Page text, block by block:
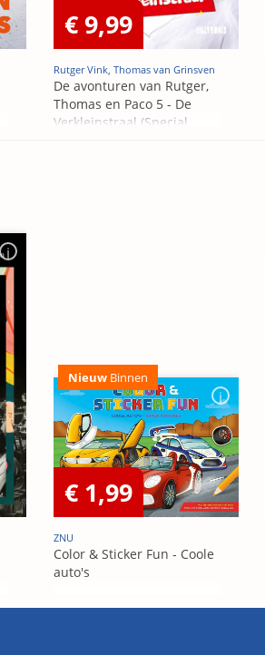
€ 9,99
Rutger Vink, Thomas van Grinsven
De avonturen van Rutger,
Thomas en Paco 5 - De
Verkleinstraal (Special
Nieuw Binnen
€ 1,99
ZNU
Color & Sticker Fun - Coole
auto's